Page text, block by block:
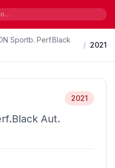
Sportb. Perf.Black
/ 2021
Aut.
2021